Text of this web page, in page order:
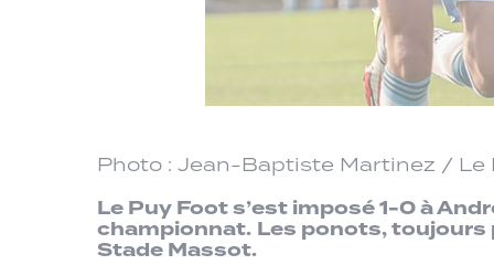
Photo : Jean-Baptiste Martinez / Le
Le Puy Foot s’est imposé 1-0 à
championnat. Les ponots, toujours
Stade Massot.